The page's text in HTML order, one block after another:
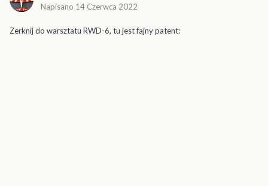
Napisano 14 Czerwca 2022
Zerknij do warsztatu RWD-6, tu jest fajny patent: